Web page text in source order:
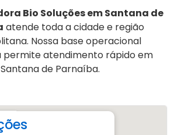
Bio Soluções em Santana de
atende toda a cidade e região
Nossa base operacional
atendimento rápido em
Santana de Parnaíba.